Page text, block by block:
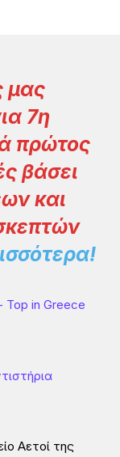
μας
7η
πρώτος
βάσει
και